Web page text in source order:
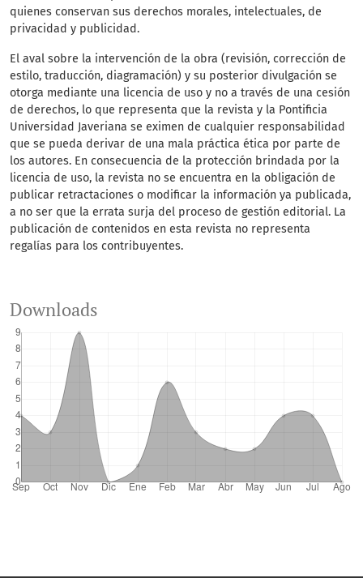
quienes conservan sus derechos morales, intelectuales, de
privacidad y publicidad.
El aval sobre la intervención de la obra (revisión, corrección de
estilo, traducción, diagramación) y su posterior divulgación se
otorga mediante una licencia de uso y no a través de una cesión
de derechos, lo que representa que la revista y la Pontificia
Universidad Javeriana se eximen de cualquier responsabilidad
que se pueda derivar de una mala práctica ética por parte de
los autores. En consecuencia de la protección brindada por la
licencia de uso, la revista no se encuentra en la obligación de
publicar retractaciones o modificar la información ya publicada,
a no ser que la errata surja del proceso de gestión editorial. La
publicación de contenidos en esta revista no representa
regalías para los contribuyentes.
Downloads